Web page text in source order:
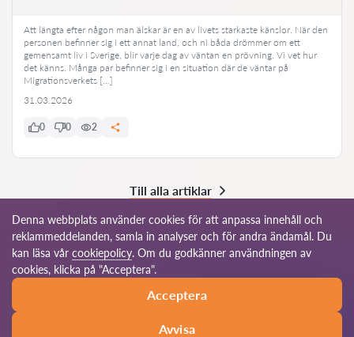
Att längta efter någon man älskar är en av livets starkaste känslor. När den
personen befinner sig i ett annat land, och ni båda drömmer om ett
gemensamt liv i Sverige, blir varje dag av väntan en prövning. Vi vet hur
det känns. Många par befinner sig i en situation där de väntar på
Migrationsverkets […]
31.03.2026
0 0 2
Till alla artiklar
© 2026 Advokat-se.com
Användarvillkor Vårt globala nätverk
Denna webbplats använder cookies för att anpassa innehåll och
reklammeddelanden, samla in analyser och för andra ändamål. Du
kan läsa vår cookiepolicy. Om du godkänner användningen av
cookies, klicka på "Acceptera".
Acceptera
Avvisa